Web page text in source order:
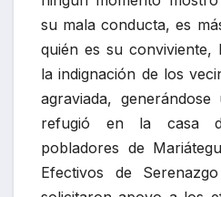
Así mismo los
presunto agresor
asesinato de la
nombre Cesar Alberto
que lleva desaparecido
meses.